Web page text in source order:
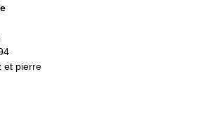
et pierre